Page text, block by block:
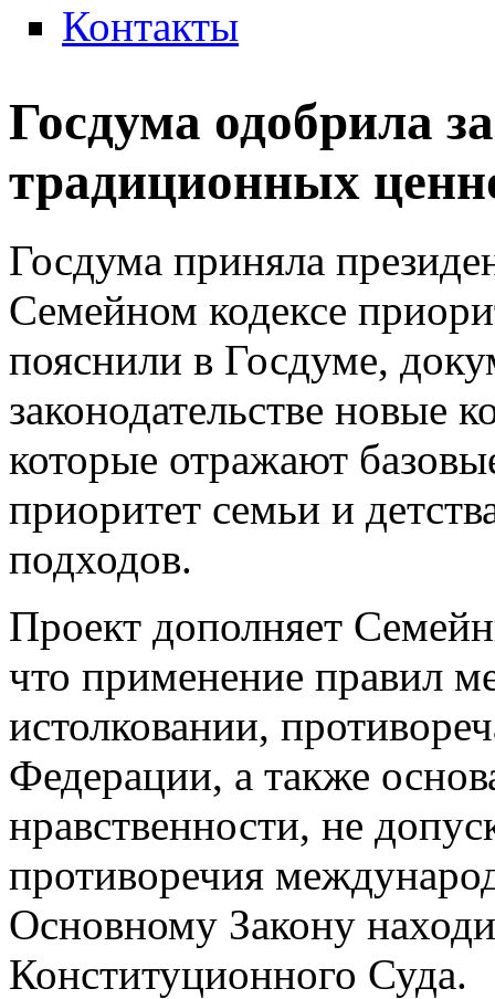
Контакты
Госдума одобрила
традиционных
Госдума приняла
Семейном кодексе
пояснили в Госдуме,
законодательстве новые
которые отражают
приоритет семьи и
подходов.
Проект дополняет
что применение правил
истолковании,
Федерации, а также
нравственности, не
противоречия
Основному Закону
Конституционного Суда.